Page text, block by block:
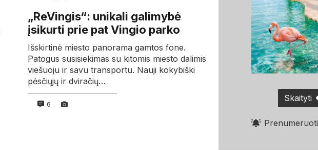
„ReVingis“: unikali galimybė
įsikurti prie pat Vingio parko
Išskirtinė miesto panorama gamtos fone.
Patogus susisiekimas su kitomis miesto dalimis
viešuoju ir savu transportu. Nauji kokybiški
pėsčiųjų ir dviračių…
6
Skaityti
Prenumeruoti